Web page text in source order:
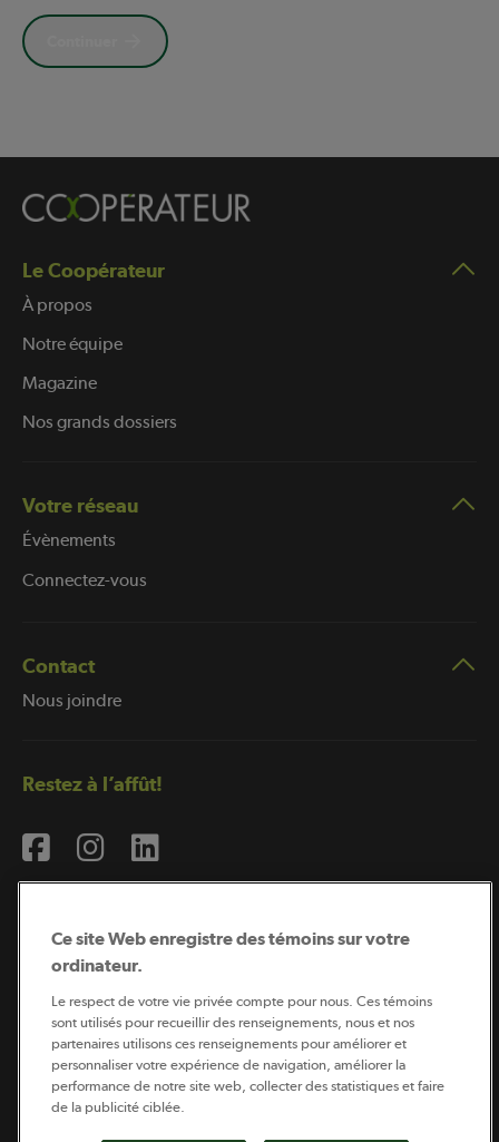
Le Coopérateur
À propos
Notre équipe
Magazine
Nos grands dossiers
Votre réseau
Évènements
Connectez-vous
Contact
Nous joindre
Restez à l’affût!
Coopérateur est publié par Sollio Groupe Coopératif.
Il est l’outil d’information de la coopération agricole
québécoise.
Ce site Web enregistre des témoins sur votre
ordinateur.
Le respect de votre vie privée compte pour nous. Ces témoins
sont utilisés pour recueillir des renseignements, nous et nos
partenaires utilisons ces renseignements pour améliorer et
personnaliser votre expérience de navigation, améliorer la
performance de notre site web, collecter des statistiques et faire
de la publicité ciblée.